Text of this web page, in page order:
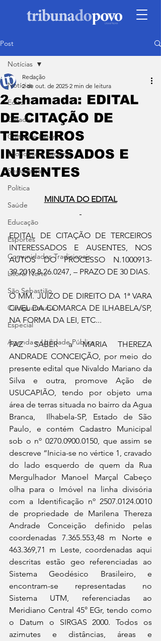
Post
Notícias
Edital
Cidade
Cultura e Lazer
Economia e Turismo
Segurança
Política
Saúde
Educação
Esportes
Comunidades Tradicionais
Litoral Norte
São Sebastião
Caraguatatuba
Especial
Agenda e Utilidade Pública
Notícias
2 chamada: EDITAL
DE CITAÇÃO DE
TERCEIROS
INTERESSADOS E
AUSENTES
Redação
2 de out. de 2025 2 min de leitura
MINUTA DO EDITAL
EDITAL DE CITAÇÃO DE TERCEIROS
INTERESSADOS E AUSENTES, NOS
AUTOS DO PROCESSO N.1000913-
39.2019.8.26.0247, – PRAZO DE 30 DIAS.
O MM. JUIZO DE DIREITO DA 1ª VARA
CIVEL DA COMARCA DE ILHABELA/SP,
NA FORMA DA LEI, ETC...
FAZ SABER a MARIA THEREZA
ANDRADE CONCEIÇÃO, por meio do
presente edital que Nivaldo Mariano da
Silva e outra, promove Ação de
USUCAPIÃO, tendo por objeto uma
área de terras situada no bairro da Agua
Branca,  Ilhabela-SP, Estado de São
Paulo, e contém Cadastro Municipal
sob o nº 0270.0900.0150, que assim se
descreve “Inicia-se no vértice 1, cravado
do lado esquerdo de quem da Rua
Mergulhador Manoel Marçal Cabeço
olha para o Imóvel na linha divisória
com a Identificação nº 2507.0124.0010
de propriedade de Marilena Thereza
Andrade Conceição definido pelas
coordenadas 7.365.553,48 m Norte e
463.369,71 m Leste, coordenadas aqui
descritas estão geo referenciadas ao
Sistema Geodésico Brasileiro, e
encontram-se representadas no
Sistema UTM, referenciadas ao
Meridiano Central 45° EGr, tendo como
o Datum o SIRGAS 2000. Todos os
azimutes e distâncias, áreas e